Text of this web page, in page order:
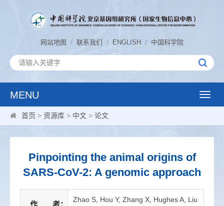
网站地图 / 联系我们 / ENGLISH / 中国科学院
MENU
Toggle
首页 > 资源库 > 中文 > 论文
Pinpointing the animal origins of
SARS-CoV-2: A genomic approach
作 者：
Zhao S, Hou Y, Zhang X, Hughes A, Liu